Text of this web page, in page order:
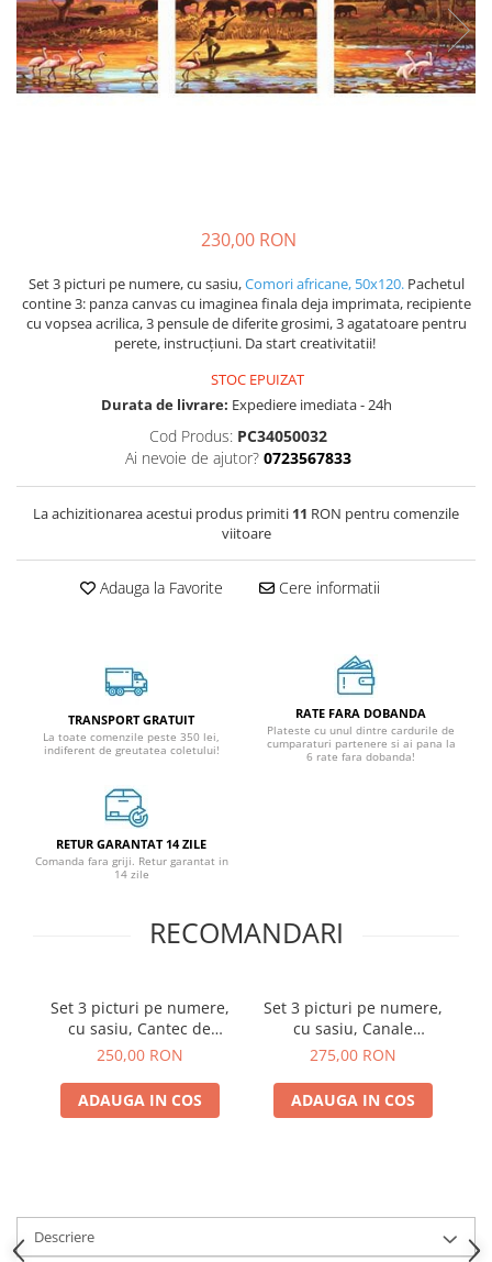
230,00 RON
Set 3 picturi pe numere, cu sasiu,Comori africane, 50x120.Pachetul
contine 3: panza canvas cu imaginea finala deja imprimata, recipiente
cu vopsea acrilica, 3 pensule de diferite grosimi, 3 agatatoare pentru
perete, instrucțiuni. Da start creativitatii!
STOC EPUIZAT
Durata de livrare: Expediere imediata - 24h
Cod Produs: PC34050032
Ai nevoie de ajutor? 0723567833
La achizitionarea acestui produs primiti 11 RON pentru comenzile
viitoare
Adauga la Favorite Cere informatii
TRANSPORT GRATUIT
La toate comenzile peste 350 lei,
indiferent de greutatea coletului!
RATE FARA DOBANDA
Plateste cu unul dintre cardurile de
cumparaturi partenere si ai pana la
6 rate fara dobanda!
RETUR GARANTAT 14 ZILE
Comanda fara griji. Retur garantat in
14 zile
RECOMANDARI
Set 3 picturi pe numere,
cu sasiu, Cantec de
pasari, 50x120 cm
250,00 RON
ADAUGA IN COS
Set 3 picturi pe numere,
cu sasiu, Canale
Venetiene, 50x120 cm
275,00 RON
ADAUGA IN COS
Descriere